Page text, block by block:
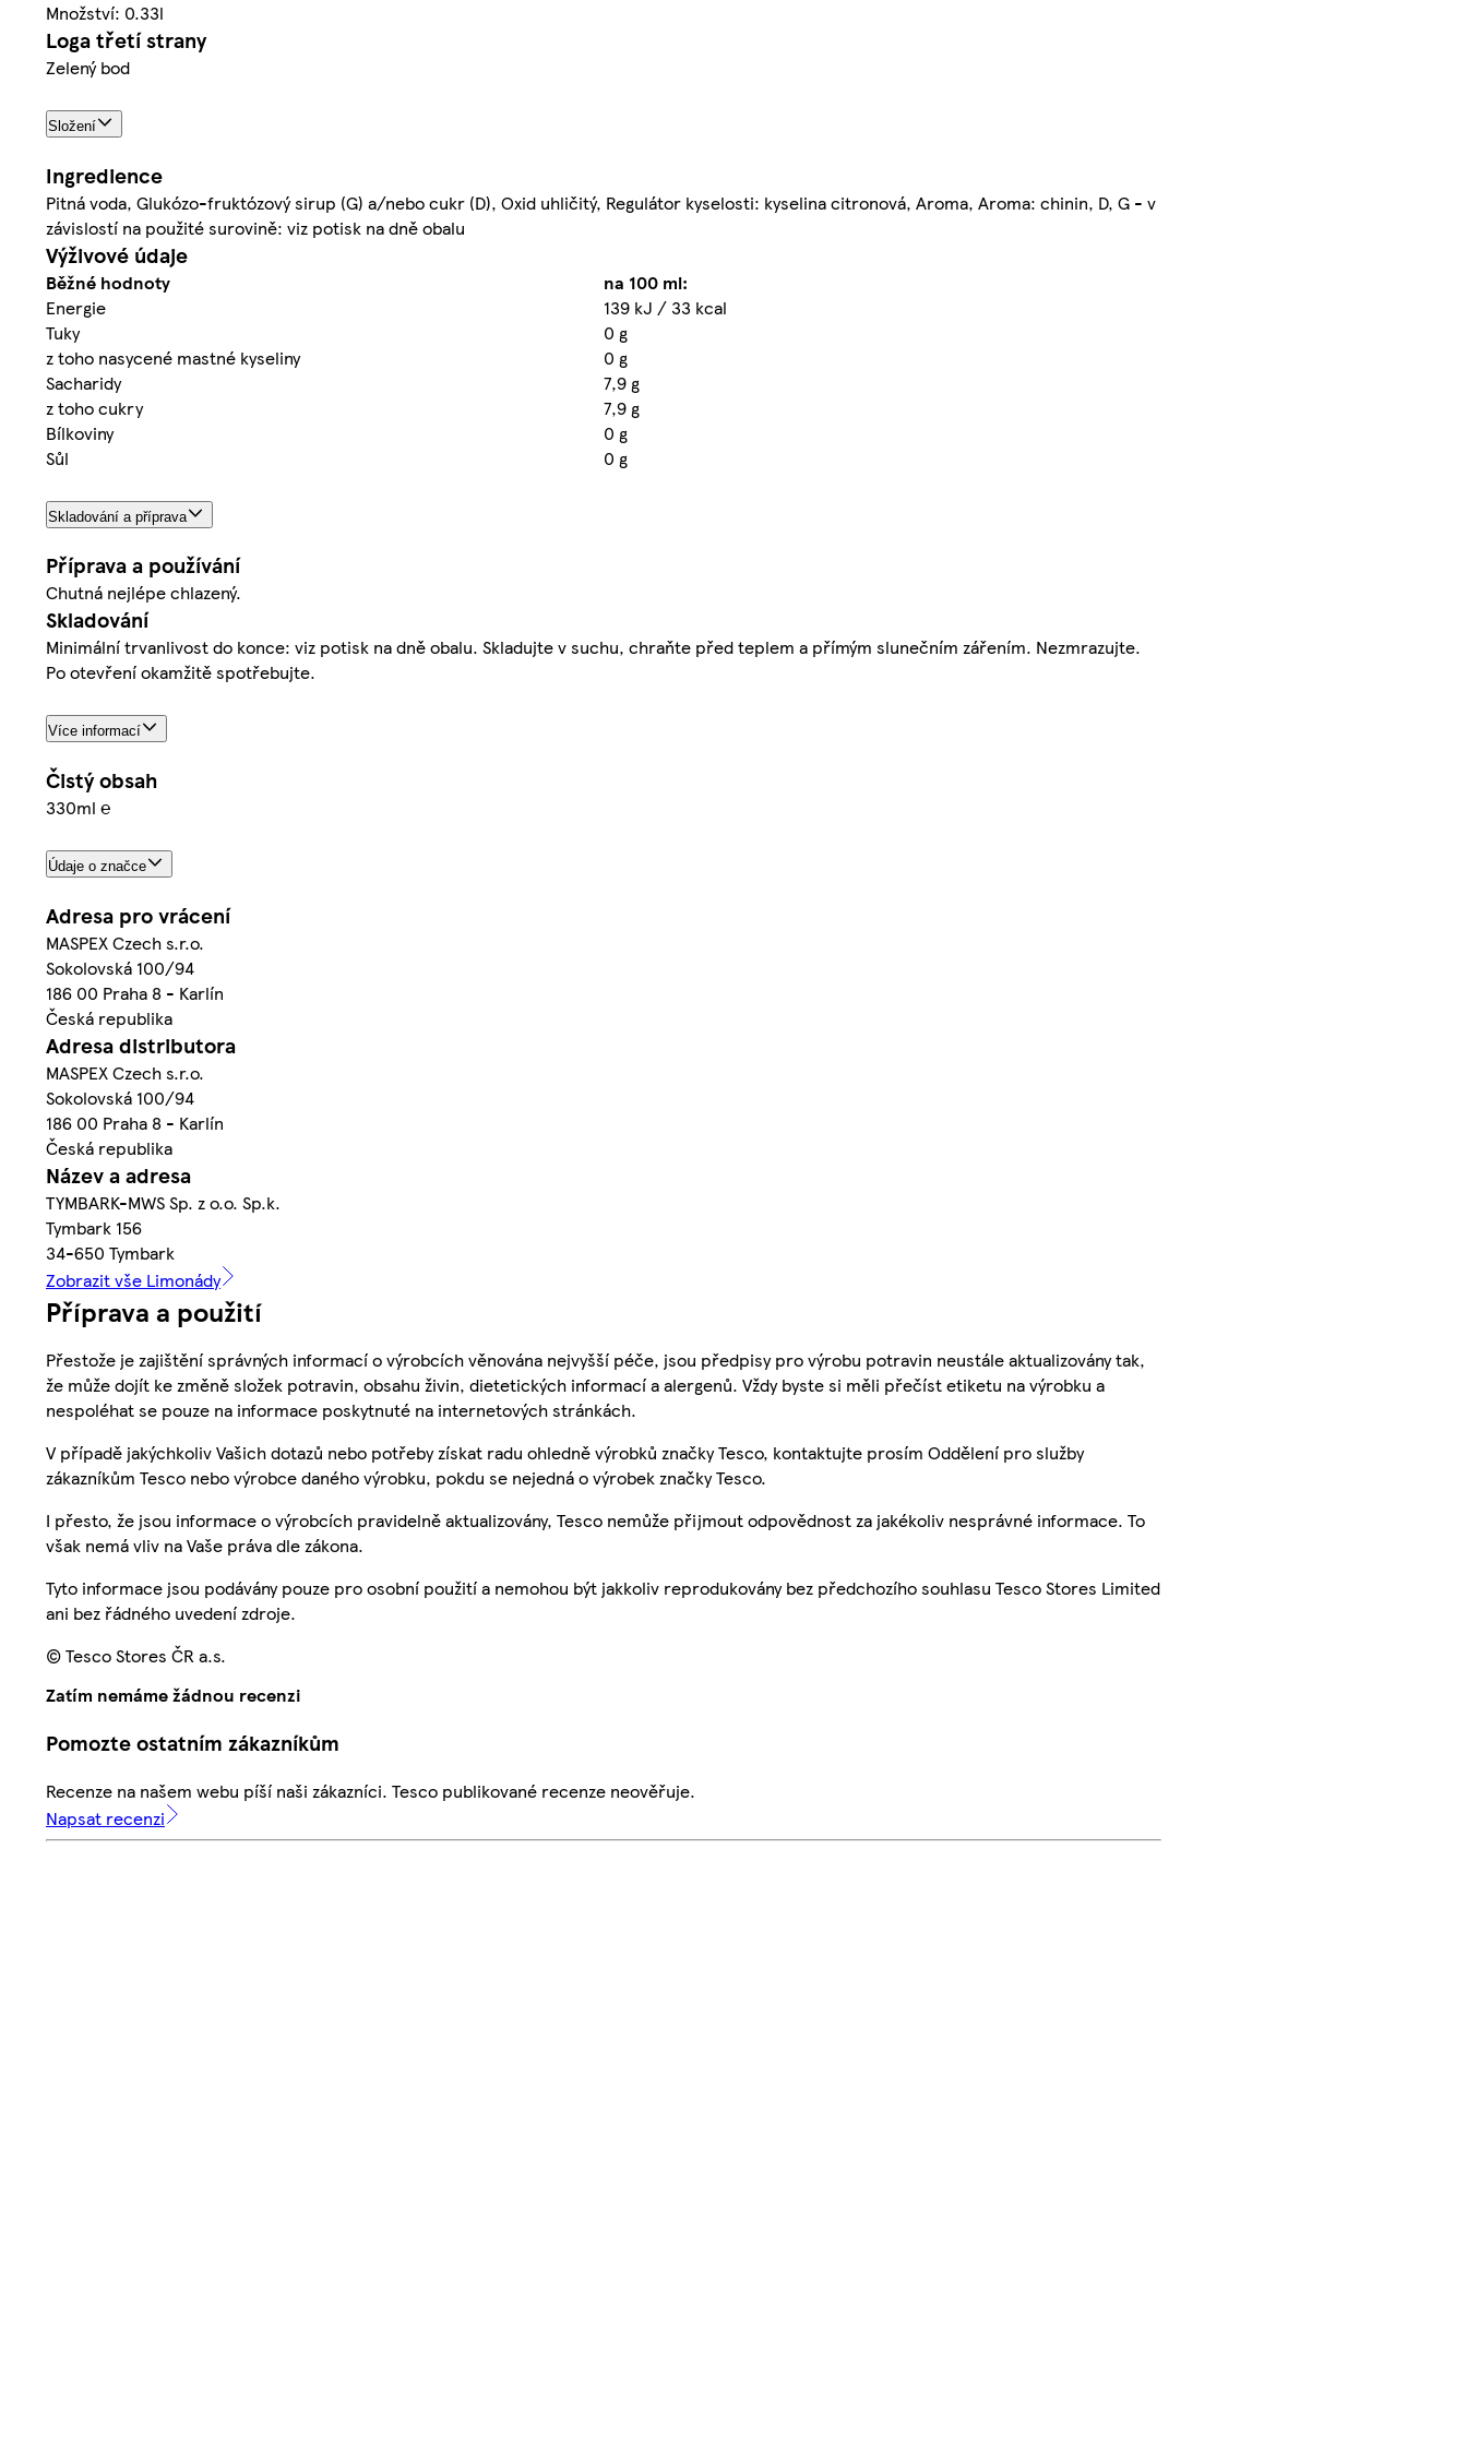
Množství: 0.33l
Loga třetí strany
Zelený bod
Složení
Ingredience
Pitná voda, Glukózo-fruktózový sirup (G) a/nebo cukr (D), Oxid uhličitý, Regulátor kyselosti: kyselina citronová, Aroma, Aroma: chinin, D, G - v
závislostí na použité surovině: viz potisk na dně obalu
Výživové údaje
Běžné hodnoty
na 100 ml:
Energie
139 kJ / 33 kcal
Tuky
0 g
z toho nasycené mastné kyseliny
0 g
Sacharidy
7,9 g
z toho cukry
7,9 g
Bílkoviny
0 g
Sůl
0 g
Skladování a příprava
Příprava a používání
Chutná nejlépe chlazený.
Skladování
Minimální trvanlivost do konce: viz potisk na dně obalu. Skladujte v suchu, chraňte před teplem a přímým slunečním zářením. Nezmrazujte.
Po otevření okamžitě spotřebujte.
Více informací
Čistý obsah
330ml ℮
Údaje o značce
Adresa pro vrácení
MASPEX Czech s.r.o.
Sokolovská 100/94
186 00 Praha 8 - Karlín
Česká republika
Adresa distributora
MASPEX Czech s.r.o.
Sokolovská 100/94
186 00 Praha 8 - Karlín
Česká republika
Název a adresa
TYMBARK-MWS Sp. z o.o. Sp.k.
Tymbark 156
34-650 Tymbark
Zobrazit vše Limonády
Příprava a použití
Přestože je zajištění správných informací o výrobcích věnována nejvyšší péče, jsou předpisy pro výrobu potravin neustále aktualizovány tak,
že může dojít ke změně složek potravin, obsahu živin, dietetických informací a alergenů. Vždy byste si měli přečíst etiketu na výrobku a
nespoléhat se pouze na informace poskytnuté na internetových stránkách.
V případě jakýchkoliv Vašich dotazů nebo potřeby získat radu ohledně výrobků značky Tesco, kontaktujte prosím Oddělení pro služby
zákazníkům Tesco nebo výrobce daného výrobku, pokdu se nejedná o výrobek značky Tesco.
I přesto, že jsou informace o výrobcích pravidelně aktualizovány, Tesco nemůže přijmout odpovědnost za jakékoliv nesprávné informace. To
však nemá vliv na Vaše práva dle zákona.
Tyto informace jsou podávány pouze pro osobní použití a nemohou být jakkoliv reprodukovány bez předchozího souhlasu Tesco Stores Limited
ani bez řádného uvedení zdroje.
© Tesco Stores ČR a.s.
Zatím nemáme žádnou recenzi
Pomozte ostatním zákazníkům
Recenze na našem webu píší naši zákazníci. Tesco publikované recenze neověřuje.
Napsat recenzi